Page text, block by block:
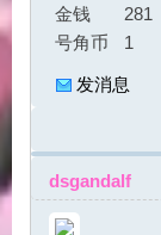
金钱
281
号角币
1
发消息
dsgandalf